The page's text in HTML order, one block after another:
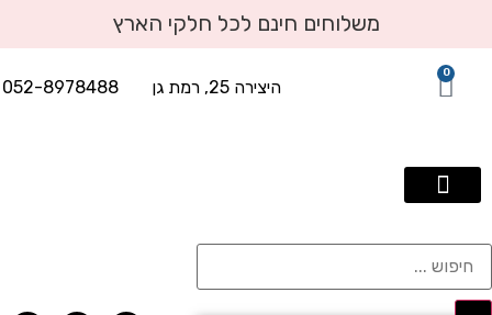
משלוחים חינם לכל חלקי הארץ
0
היצירה 25, רמת גן 052-8978488